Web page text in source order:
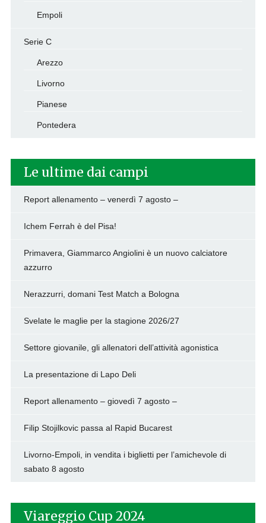
Empoli
Serie C
Arezzo
Livorno
Pianese
Pontedera
Le ultime dai campi
Report allenamento – venerdì 7 agosto –
Ichem Ferrah è del Pisa!
Primavera, Giammarco Angiolini è un nuovo calciatore
azzurro
Nerazzurri, domani Test Match a Bologna
Svelate le maglie per la stagione 2026/27
Settore giovanile, gli allenatori dell’attività agonistica
La presentazione di Lapo Deli
Report allenamento – giovedì 7 agosto –
Filip Stojilkovic passa al Rapid Bucarest
Livorno-Empoli, in vendita i biglietti per l’amichevole di
sabato 8 agosto
Viareggio Cup 2024